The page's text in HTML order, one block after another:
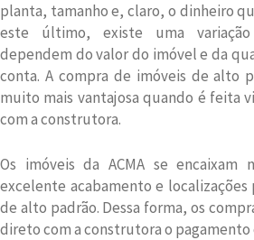
planta, tamanho e, claro, o dinheiro
este último, existe uma
dependem do valor do imóvel e da
conta. A compra de imóveis de alto
muito mais vantajosa quando é feita
com a construtora.
Os imóveis da ACMA se
excelente acabamento e
de alto padrão. Dessa forma, os
direto com a construtora o pagamento